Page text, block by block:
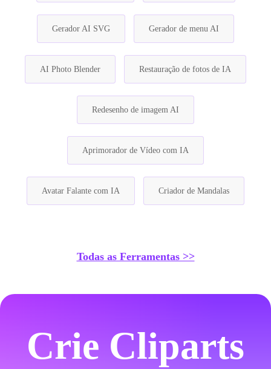
Gerador AI SVG Gerador de menu AI
AI Photo Blender Restauração de fotos de IA
Redesenho de imagem AI
Aprimorador de Vídeo com IA
Avatar Falante com IA Criador de Mandalas
Todas as Ferramentas >>
Crie Cliparts